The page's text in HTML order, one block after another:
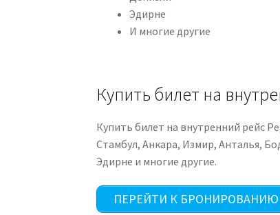
Эдирне
И многие другие
Купить билет на
Купить билет на внутренний рейс
Стамбул, Анкара, Измир, Анталья,
Эдирне и многие другие.
ПЕРЕЙТИ К